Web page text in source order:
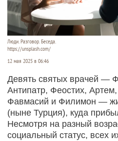
Люди. Разговор. Беседа.
https://unsplash.com/
12 мая 2025 в 06:46
Девять святых врачей —
Антипатр, Феостих,
Фавмасий и Филимон —
(ныне Турция), куда
Несмотря на разный
социальный статус, всех